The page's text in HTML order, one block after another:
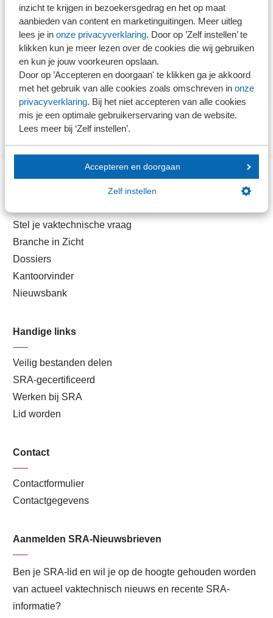
inzicht te krijgen in bezoekersgedrag en het op maat
aanbieden van content en marketinguitingen. Meer uitleg
lees je in onze privacyverklaring. Door op ’Zelf instellen’ te
klikken kun je meer lezen over de cookies die wij gebruiken
en kun je jouw voorkeuren opslaan.
Door op ’Accepteren en doorgaan' te klikken ga je akkoord
met het gebruik van alle cookies zoals omschreven in onze
privacyverklaring. Bij het niet accepteren van alle cookies
mis je een optimale gebruikerservaring van de website.
Lees meer bij ‘Zelf instellen’.
Accepteren en doorgaan
Zelf instellen
Praktijkhandreiking Financiële vaste activa
Praktijkhandreiking Intercompanytransacties
Praktijkhandreiking Materiële vaste activa
onderscheid commercieel en fiscaal
Stel je vaktechnische vraag
Branche in Zicht
Dossiers
Kantoorvinder
Nieuwsbank
Handige links
Veilig bestanden delen
SRA-gecertificeerd
Werken bij SRA
Lid worden
Contact
Contactformulier
Contactgegevens
Aanmelden SRA-Nieuwsbrieven
Ben je SRA-lid en wil je op de hoogte gehouden worden
van actueel vaktechnisch nieuws en recente SRA-
informatie?